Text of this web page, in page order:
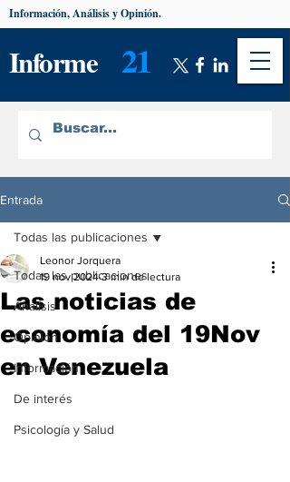
Informe 21
Información, Análisis y Opinión.
Entrada
Todas las publicaciones
Análisis
Opinión
Información
De interés
Psicología y Salud
Todas las publicaciones
Las noticias de
economía del 19Nov
en Venezuela
Leonor Jorquera
19 nov 2024 3 min de lectura